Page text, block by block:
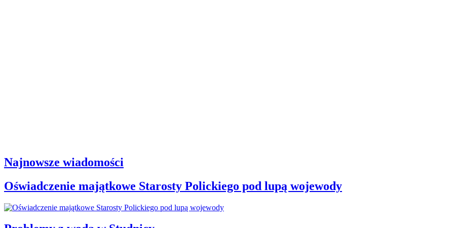
Najnowsze wiadomości
Oświadczenie majątkowe Starosty Polickiego pod lupą wojewody